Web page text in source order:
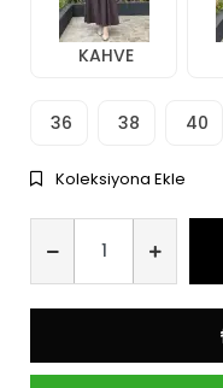
KAHVE
36 38 40
Koleksiyona Ekle